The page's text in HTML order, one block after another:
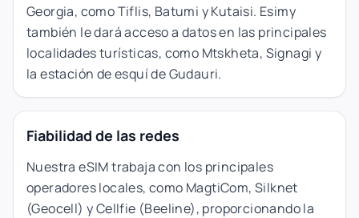
Georgia, como Tiflis, Batumi y Kutaisi. Esimy
también le dará acceso a datos en las principales
localidades turísticas, como Mtskheta, Signagi y
la estación de esquí de Gudauri.
Fiabilidad de las redes
Nuestra eSIM trabaja con los principales
operadores locales, como MagtiCom, Silknet
(Geocell) y Cellfie (Beeline), proporcionando la